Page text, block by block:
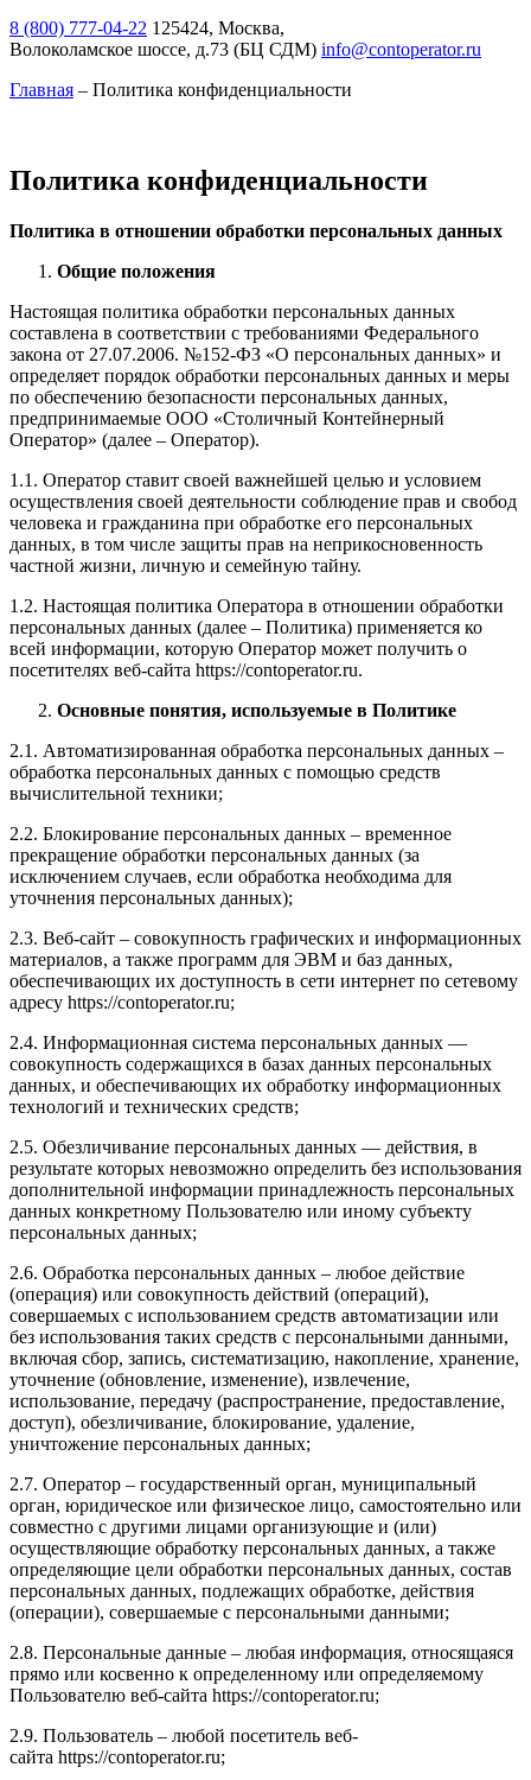
8 (800) 777-04-22 125424, Москва,
Волоколамское шоссе, д.73 (БЦ СДМ) info@contoperator.ru
Главная – Политика конфиденциальности
Политика конфиденциальности
Политика в отношении обработки персональных данных
Общие положения
Настоящая политика обработки персональных данных
составлена в соответствии с требованиями Федерального
закона от 27.07.2006. №152-ФЗ «О персональных данных» и
определяет порядок обработки персональных данных и меры
по обеспечению безопасности персональных данных,
предпринимаемые ООО «Столичный Контейнерный
Оператор» (далее – Оператор).
1.1. Оператор ставит своей важнейшей целью и условием
осуществления своей деятельности соблюдение прав и свобод
человека и гражданина при обработке его персональных
данных, в том числе защиты прав на неприкосновенность
частной жизни, личную и семейную тайну.
1.2. Настоящая политика Оператора в отношении обработки
персональных данных (далее – Политика) применяется ко
всей информации, которую Оператор может получить о
посетителях веб-сайта https://contoperator.ru.
Основные понятия, используемые в Политике
2.1. Автоматизированная обработка персональных данных –
обработка персональных данных с помощью средств
вычислительной техники;
2.2. Блокирование персональных данных – временное
прекращение обработки персональных данных (за
исключением случаев, если обработка необходима для
уточнения персональных данных);
2.3. Веб-сайт – совокупность графических и информационных
материалов, а также программ для ЭВМ и баз данных,
обеспечивающих их доступность в сети интернет по сетевому
адресу https://contoperator.ru;
2.4. Информационная система персональных данных —
совокупность содержащихся в базах данных персональных
данных, и обеспечивающих их обработку информационных
технологий и технических средств;
2.5. Обезличивание персональных данных — действия, в
результате которых невозможно определить без использования
дополнительной информации принадлежность персональных
данных конкретному Пользователю или иному субъекту
персональных данных;
2.6. Обработка персональных данных – любое действие
(операция) или совокупность действий (операций),
совершаемых с использованием средств автоматизации или
без использования таких средств с персональными данными,
включая сбор, запись, систематизацию, накопление, хранение,
уточнение (обновление, изменение), извлечение,
использование, передачу (распространение, предоставление,
доступ), обезличивание, блокирование, удаление,
уничтожение персональных данных;
2.7. Оператор – государственный орган, муниципальный
орган, юридическое или физическое лицо, самостоятельно или
совместно с другими лицами организующие и (или)
осуществляющие обработку персональных данных, а также
определяющие цели обработки персональных данных, состав
персональных данных, подлежащих обработке, действия
(операции), совершаемые с персональными данными;
2.8. Персональные данные – любая информация, относящаяся
прямо или косвенно к определенному или определяемому
Пользователю веб-сайта https://contoperator.ru;
2.9. Пользователь – любой посетитель веб-
сайта https://contoperator.ru;